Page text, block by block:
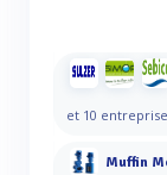
et 10
Muffin